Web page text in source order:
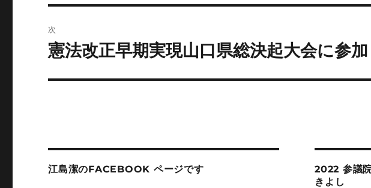
ゲ
ン
投
稿:
次
次
投
憲法改正早期実現山口県総決起大会に参加
江島潔のFACEBOOK ページです
2022 参議
きよし